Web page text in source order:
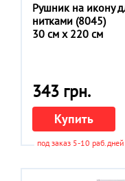
Рушник на икону
нитками (8045)
30 см x 220 см
343 грн.
Купить
под заказ 5-10 раб.дней